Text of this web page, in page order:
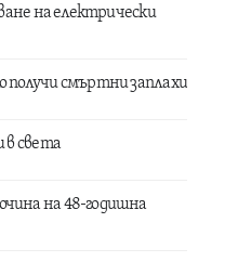
на електрически
получи смъртни заплахи
в света
на 48-годишна